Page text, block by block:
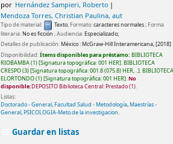
por Hernández Sampieri, Roberto
Mendoza Torres, Christian Paulina, aut
Tipo de material: Texto; Formato:caracteres normales; Forma
literaria:No es ficción ; Audiencia:Especializado;
Detalles de publicación:México :McGraw-Hill Interamericana,[2018]
Disponibilidad:Ítems disponibles para préstamo: BIBLIOTECA
RIOBAMBA(1) Signatura topográfica:001 HER .BIBLIOTECA
CRESPO(3) Signatura topográfica:001.8 (075.8) HER, .. .BIBLIOTECA
ELORTONDO(1) Signatura topográfica:001 HER .No
disponible:DEPOSITO Biblioteca Central: Prestado(1).
Listas:
Doctorado - General,Facultad Salud - Metodología,Maestrías -
General,PSICOLOGIA-Meto.de la investigacion.
Guardar en listas